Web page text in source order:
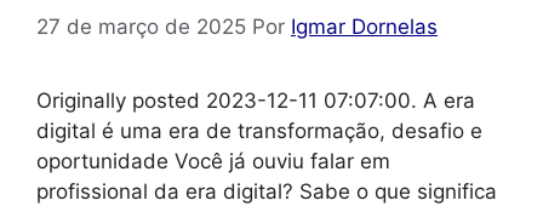
27 de março de 2025 Por Igmar Dornelas
Originally posted 2023-12-11 07:07:00. A era
digital é uma era de transformação, desafio e
oportunidade Você já ouviu falar em
profissional da era digital? Sabe o que significa